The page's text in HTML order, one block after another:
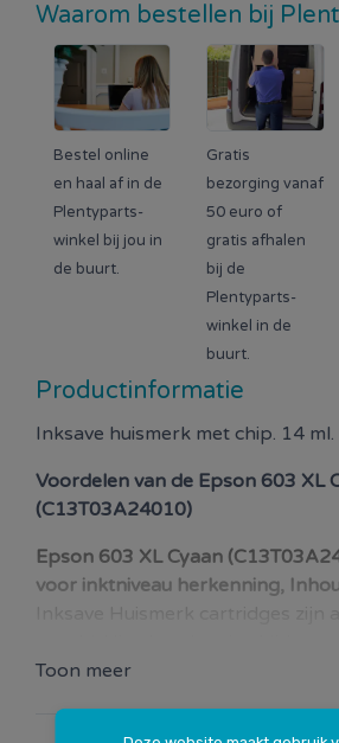
Waarom bestellen bij
Bestel online
en haal af in de
Plentyparts-
winkel bij jou in
de buurt.
Gratis
bezorging vanaf
50 euro of
gratis afhalen
bij de
Plentyparts-
winkel in de
buurt.
Productinformatie
Inksave huismerk met chip. 14 ml.
Voordelen van de Epson 603 XL
(C13T03A24010)
Epson 603 XL Cyaan
voor inktniveau herkenning,
pagina’s printen!
Onze cartridges zijn voorzien
Toon meer